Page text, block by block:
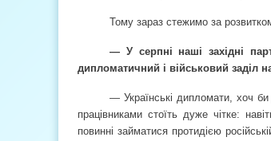
Тому зараз стежимо за
— У серпні наші західні
дипломатичний і військовий заділ
— Українські дипломати, хоч
працівниками стоїть дуже чітке:
повинні займатися протидією